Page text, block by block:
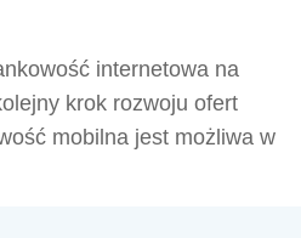
internetowa na
krok rozwoju ofert
mobilna jest możliwa w